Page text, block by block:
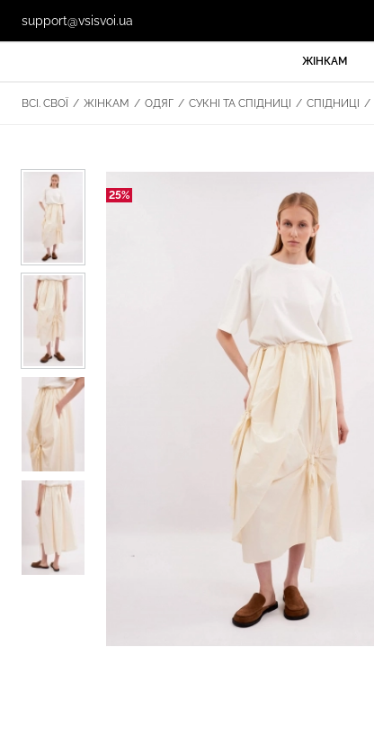
support@vsisvoi.ua
ЖІНКАМ
ВСІ. СВОЇ / ЖІНКАМ / ОДЯГ / СУКНІ ТА СПІДНИЦІ / СПІДНИЦІ /
25%